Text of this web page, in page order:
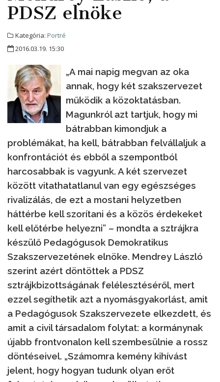
PDSZ elnöke
Kategória: Portré
2016.03.19. 15:30
„A mai napig megvan az oka
annak, hogy két szakszervezet
működik a közoktatásban.
Magunkról azt tartjuk, hogy mi
bátrabban kimondjuk a
problémákat, ha kell, bátrabban felvállaljuk a
konfrontációt és ebből a szempontból
harcosabbak is vagyunk. A két szervezet
között vitathatatlanul van egy egészséges
rivalizálás, de ezt a mostani helyzetben
háttérbe kell szorítani és a közös érdekeket
kell előtérbe helyezni” – mondta a sztrájkra
készülő Pedagógusok Demokratikus
Szakszervezetének elnöke. Mendrey László
szerint azért döntöttek a PDSZ
sztrájkbizottságának felélesztéséről, mert
ezzel segíthetik azt a nyomásgyakorlást, amit
a Pedagógusok Szakszervezete elkezdett, és
amit a civil társadalom folytat: a kormánynak
újabb frontvonalon kell szembesülnie a rossz
döntéseivel. „Számomra kemény kihívást
jelent, hogy hogyan tudunk olyan erőt